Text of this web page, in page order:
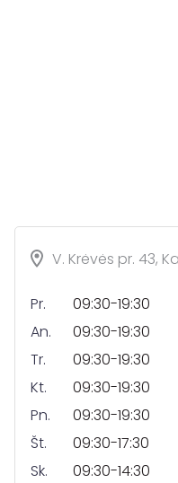
V. Krėvės pr. 43,
Pr.
09:30-19:30
An.
09:30-19:30
Tr.
09:30-19:30
Kt.
09:30-19:30
Pn.
09:30-19:30
Št.
09:30-17:30
Sk.
09:30-14:30